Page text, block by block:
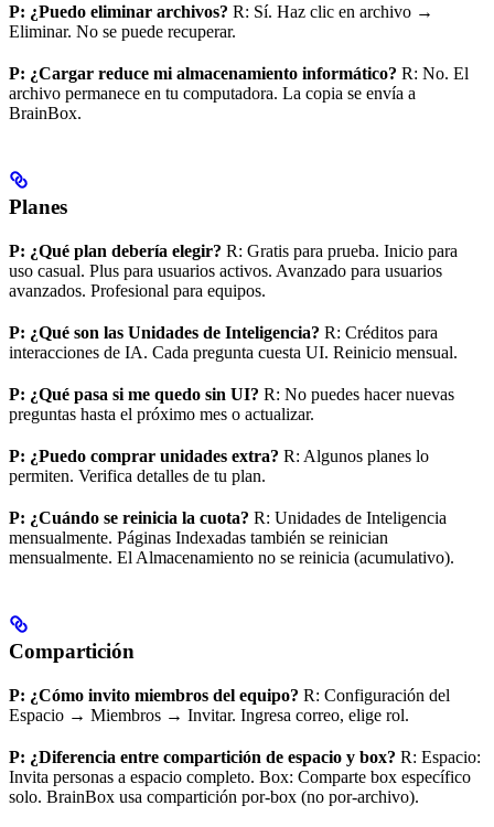
P: ¿Puedo eliminar archivos? R: Sí. Haz clic en archivo →
Eliminar. No se puede recuperar.
P: ¿Cargar reduce mi almacenamiento informático? R: No. El
archivo permanece en tu computadora. La copia se envía a
BrainBox.
Planes
P: ¿Qué plan debería elegir? R: Gratis para prueba. Inicio para
uso casual. Plus para usuarios activos. Avanzado para usuarios
avanzados. Profesional para equipos.
P: ¿Qué son las Unidades de Inteligencia? R: Créditos para
interacciones de IA. Cada pregunta cuesta UI. Reinicio mensual.
P: ¿Qué pasa si me quedo sin UI? R: No puedes hacer nuevas
preguntas hasta el próximo mes o actualizar.
P: ¿Puedo comprar unidades extra? R: Algunos planes lo
permiten. Verifica detalles de tu plan.
P: ¿Cuándo se reinicia la cuota? R: Unidades de Inteligencia
mensualmente. Páginas Indexadas también se reinician
mensualmente. El Almacenamiento no se reinicia (acumulativo).
Compartición
P: ¿Cómo invito miembros del equipo? R: Configuración del
Espacio → Miembros → Invitar. Ingresa correo, elige rol.
P: ¿Diferencia entre compartición de espacio y box? R: Espacio:
Invita personas a espacio completo. Box: Comparte box específico
solo. BrainBox usa compartición por-box (no por-archivo).